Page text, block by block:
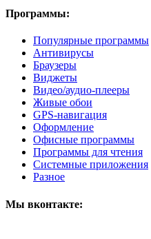
Программы:
Популярные программы
Антивирусы
Браузеры
Виджеты
Видео/аудио-плееры
Живые обои
GPS-навигация
Оформление
Офисные программы
Программы для чтения
Системные приложения
Разное
Мы вконтакте: